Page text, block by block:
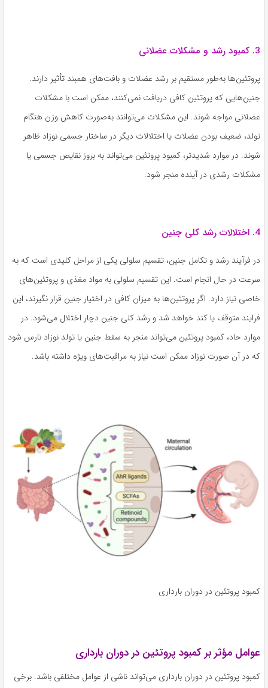
3. کمبود رشد و مشکلات عضلانی
پروتئین‌ها به‌طور مستقیم بر رشد عضلات و بافت‌های همبند تأثیر دارند.
جنین‌هایی که پروتئین کافی دریافت نمی‌کنند، ممکن است با مشکلات
عضلانی مواجه شوند. این مشکلات می‌توانند به‌صورت کاهش وزن هنگام
تولد، ضعیف بودن عضلات یا اختلالات دیگر در ساختار جسمی نوزاد ظاهر
شوند. در موارد شدیدتر، کمبود پروتئین می‌تواند به بروز نقایص جسمی یا
مشکلات رشدی در آینده منجر شود.
4. اختلالات رشد کلی جنین
در فرآیند رشد و تکامل جنین، تقسیم سلولی یکی از مراحل کلیدی است که به
سرعت در حال انجام است. این تقسیم سلولی به مواد مغذی و پروتئین‌های
خاصی نیاز دارد. اگر پروتئین‌ها به میزان کافی در اختیار جنین قرار نگیرند، این
فرایند متوقف یا کند خواهد شد و رشد کلی جنین دچار اختلال می‌شود. در
موارد حاد، کمبود پروتئین می‌تواند منجر به سقط جنین یا تولد نوزاد نارس شود
که در آن صورت نوزاد ممکن است نیاز به مراقبت‌های ویژه داشته باشد.
کمبود پروتئین در دوران بارداری
عوامل مؤثر بر کمبود پروتئین در دوران بارداری
کمبود پروتئین در دوران بارداری می‌تواند ناشی از عوامل مختلفی باشد. برخی